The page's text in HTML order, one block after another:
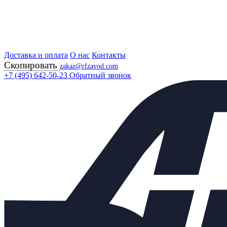
Доставка и оплата О нас Контакты
Скопировать zakaz@rfzavod.com
+7 (495) 642-50-23 Обратный звонок
Главная
Продукция
Регулирующая арматура
Регулирующие клапаны
Клапан регулирующий
односедельный 25с52п (НЗ)
Ду65 Ру40 с МИМ 320